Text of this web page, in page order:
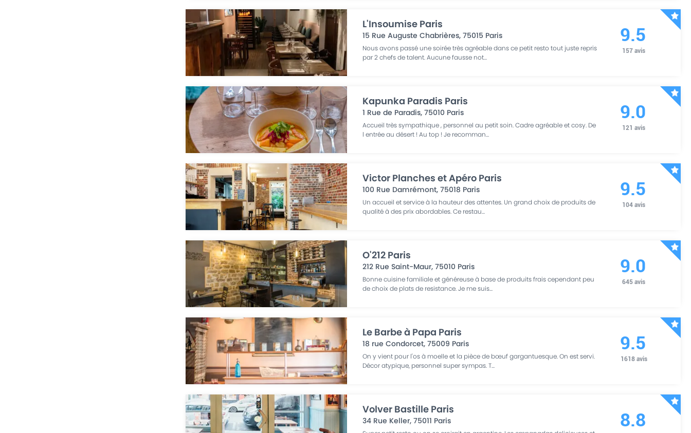
L'Insoumise Paris
15 Rue Auguste Chabrières,75015 Paris
Nous avons passé une soirée très agréable dans ce petit resto tout juste repris
par 2 chefs de talent. Aucune fausse not...
9.5
157 avis
Kapunka Paradis Paris
1 Rue de Paradis,75010 Paris
Accueil très sympathique , personnel au petit soin. Cadre agréable et cosy. De
l entrée au désert ! Au top ! Je recomman...
9.0
121 avis
Victor Planches et Apéro Paris
100 Rue Damrémont,75018 Paris
Un accueil et service à la hauteur des attentes. Un grand choix de produits de
qualité à des prix abordables. Ce restau...
9.5
104 avis
O'212 Paris
212 Rue Saint-Maur,75010 Paris
Bonne cuisine familiale et généreuse à base de produits frais cependant peu
de choix de plats de resistance. Je me suis...
9.0
645 avis
Le Barbe à Papa Paris
18 rue Condorcet,75009 Paris
On y vient pour l'os à moelle et la pièce de bœuf gargantuesque. On est servi.
Décor atypique, personnel super sympas. T...
9.5
1618 avis
Volver Bastille Paris
34 Rue Keller,75011 Paris 8.8